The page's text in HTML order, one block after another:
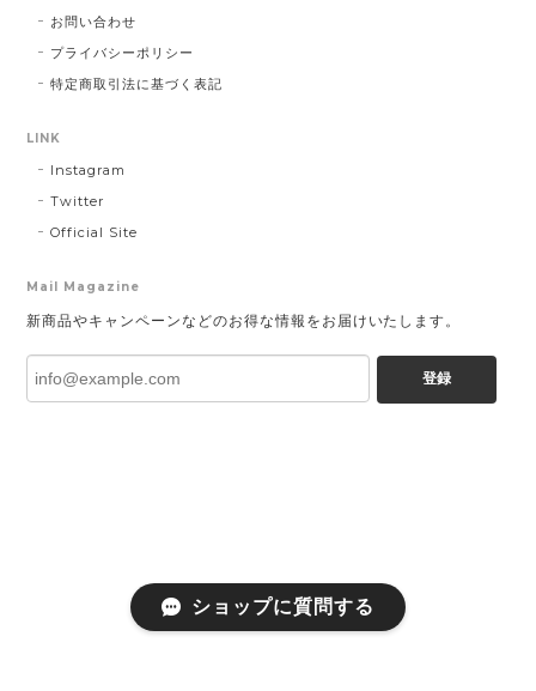
お問い合わせ
プライバシーポリシー
特定商取引法に基づく表記
LINK
Instagram
Twitter
Official Site
Mail Magazine
新商品やキャンペーンなどのお得な情報をお届けいたします。
登録
ショップに質問する